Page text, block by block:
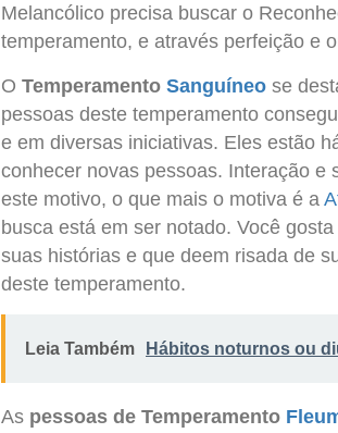
Melancólico precisa buscar o
temperamento, e através perfeição e
O Temperamento Sanguíneo se
pessoas deste temperamento
e em diversas iniciativas. Eles estão
conhecer novas pessoas. Interação e
este motivo, o que mais o motiva é a
busca está em ser notado. Você
suas histórias e que deem risada de
deste temperamento.
Leia Também Hábitos noturnos ou
As pessoas de Temperamento